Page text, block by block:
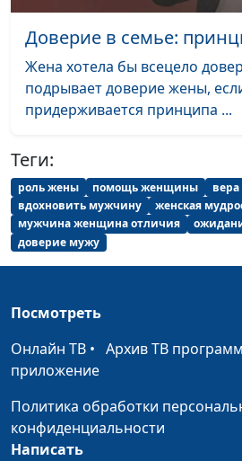
Как поддерживать в
романтику?
Людмила
Как создать
интимность в
отношениях?
Людмила
психолог,
Смотреть порно -
Как противостоять
семейному
насилию?
Доверие в семье:
Жена хотела бы всецело
подрывает доверие жены,
придерживается принципа ...
Теги:
роль жены помощь женщины
вдохновить мужчину
женская
мужчина женщина отличия
доверие мужу
Посмотреть
Онлайн ТВ • Архив ТВ программ
приложение
Политика обработки
конфиденциальности
Написать